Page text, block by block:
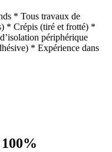
* Tous travaux de
* Crépis (tiré et frotté) *
périphérique
* Expérience dans